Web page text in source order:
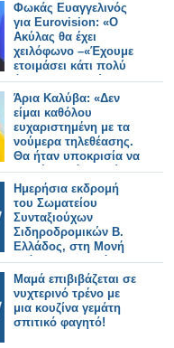
Φωκάς Ευαγγελινός
για Eurovision: «Ο
Ακύλας θα έχει
χειλόφωνο –«Έχουμε
ετοιμάσει κάτι πολύ
όμορφο – ο Ακύλας
είναι πανέτοιμος»
Άρια Καλύβα: «Δεν
είμαι καθόλου
ευχαριστημένη με τα
νούμερα τηλεθέασης.
Θα ήταν υποκρισία να
σου έλεγα ότι ανοίγω
σαμπάνιες»
Ημερήσια εκδρομή
του Σωματείου
Συνταξιούχων
Σιδηροδρομικών Β.
Ελλάδος, στη Μονή
Ιωάννου Προδρόμου
και στα Οχυρά
Ρούπελ.
Μαμά επιβιβάζεται σε
νυχτερινό τρένο με
μια κουζίνα γεμάτη
σπιτικό φαγητό!